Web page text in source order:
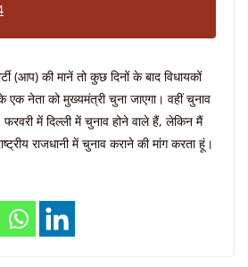
(आप) की मानें तो कुछ दिनों के बाद विधायकों
एक नेता को मुख्यमंत्री चुना जाएगा। वहीं चुनाव
में दिल्ली में चुनाव होने वाले हैं, लेकिन मैं
राजधानी में चुनाव कराने की मांग करता हूं।